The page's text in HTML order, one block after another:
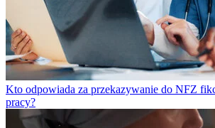
Kto odpowiada za przekazywanie do NFZ
pracy?